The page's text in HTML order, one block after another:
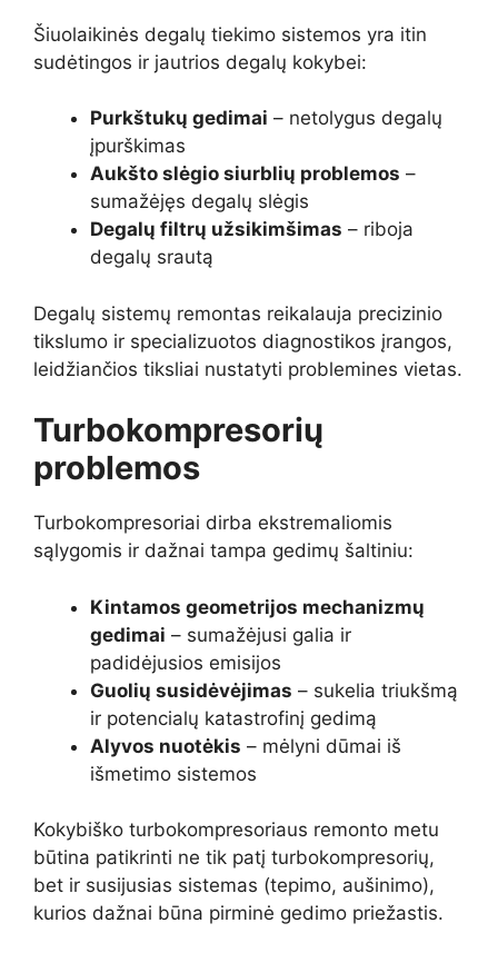
Šiuolaikinės degalų tiekimo sistemos yra itin
sudėtingos ir jautrios degalų kokybei:
Purkštukų gedimai – netolygus degalų
įpurškimas
Aukšto slėgio siurblių problemos –
sumažėjęs degalų slėgis
Degalų filtrų užsikimšimas – riboja
degalų srautą
Degalų sistemų remontas reikalauja precizinio
tikslumo ir specializuotos diagnostikos įrangos,
leidžiančios tiksliai nustatyti problemines vietas.
Turbokompresorių
problemos
Turbokompresoriai dirba ekstremaliomis
sąlygomis ir dažnai tampa gedimų šaltiniu:
Kintamos geometrijos mechanizmų
gedimai – sumažėjusi galia ir
padidėjusios emisijos
Guolių susidėvėjimas – sukelia triukšmą
ir potencialų katastrofinį gedimą
Alyvos nuotėkis – mėlyni dūmai iš
išmetimo sistemos
Kokybiško turbokompresoriaus remonto metu
būtina patikrinti ne tik patį turbokompresorių,
bet ir susijusias sistemas (tepimo, aušinimo),
kurios dažnai būna pirminė gedimo priežastis.